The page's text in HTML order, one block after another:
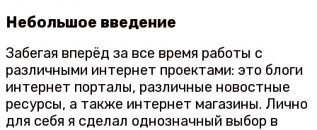
Небольшое введение
Забегая вперёд за все время работы с
различными интернет проектами: это блоги
интернет порталы, различные новостные
ресурсы, а также интернет магазины. Лично
для себя я сделал однозначный выбор в